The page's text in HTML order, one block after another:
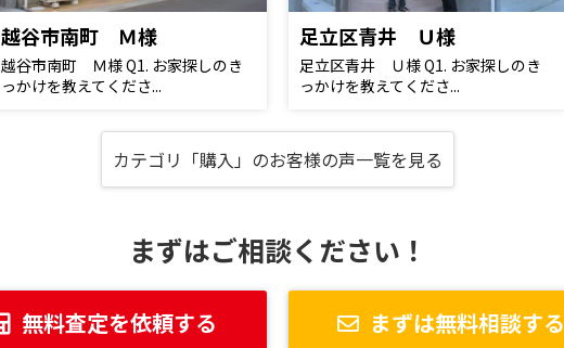
越谷市南町 Ｍ様
越谷市南町 Ｍ様 Q1. お家探しのき
っかけを教えてくださ...
足立区青井 Ｕ様
足立区青井 Ｕ様 Q1. お家探しのき
っかけを教えてくださ...
カテゴリ「購入」のお客様の声一覧を見る
まずはご相談ください！
無料査定を依頼する まずは無料相談する